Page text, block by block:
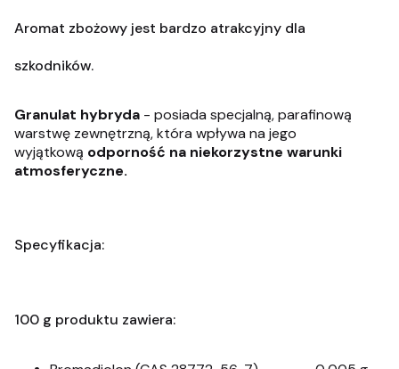
Aromat zbożowy jest bardzo atrakcyjny dla
szkodników.
Granulat hybryda - posiada specjalną, parafinową
warstwę zewnętrzną, która wpływa na jego
wyjątkową odporność na niekorzystne warunki
atmosferyczne.
Specyfikacja:
100 g produktu zawiera: